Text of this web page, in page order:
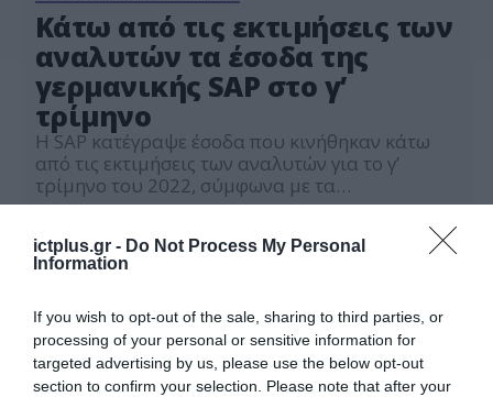
ictplus.gr - Do Not Process My Personal
Information
If you wish to opt-out of the sale, sharing to third parties, or
processing of your personal or sensitive information for
targeted advertising by us, please use the below opt-out
section to confirm your selection. Please note that after your
Κάτω από τις εκτιμήσεις των
αναλυτών τα έσοδα της
γερμανικής SAP στο γ’
τρίμηνο
Η SAP κατέγραψε έσοδα που κινήθηκαν κάτω
από τις εκτιμήσεις των αναλυτών για το γ’
τρίμηνο του 2022, σύμφωνα με τα
αποτελέσματα που ανακοίνωσε η γερμανική
εταιρεία παραγωγής software. Σύμφωνα με το
Reuters, τα έσοδα της SAP διαμορφώθηκαν σε
7,84 δισ. ευρώ, αυξημένα κατά 5% σε ετήσια